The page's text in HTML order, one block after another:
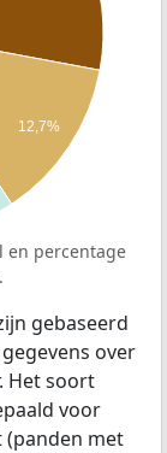
12,7%
en percentage
gebaseerd
over
Het soort
voor
(panden met